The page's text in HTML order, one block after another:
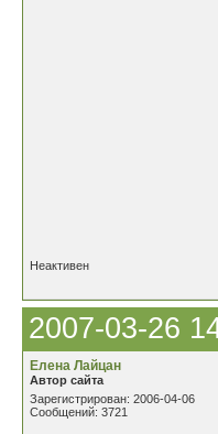
Неактивен
2007-03-26
Елена Лайцан
Автор сайта
Зарегистрирован: 2006-04-06
Сообщений: 3721